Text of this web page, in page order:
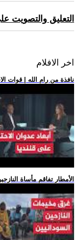
التعليق والتصويت
اخر الافلام
.. نافذة من رام الله | قوات
.. الأمطار تفاقم مأساة